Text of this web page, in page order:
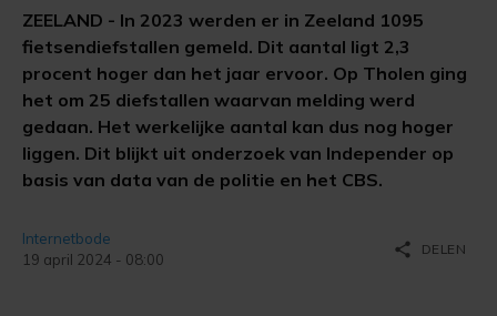
ZEELAND - In 2023 werden er in Zeeland 1095
fietsendiefstallen gemeld. Dit aantal ligt 2,3
procent hoger dan het jaar ervoor. Op Tholen ging
het om 25 diefstallen waarvan melding werd
gedaan. Het werkelijke aantal kan dus nog hoger
liggen. Dit blijkt uit onderzoek van Independer op
basis van data van de politie en het CBS.
Internetbode
19 april 2024 - 08:00
share DELEN